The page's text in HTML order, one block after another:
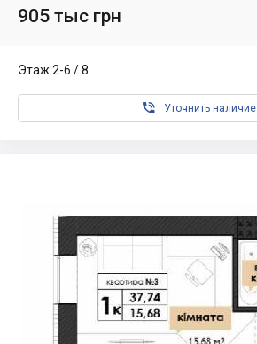
905 тыс грн
Этаж 2-6 / 8
 Уточнить наличие